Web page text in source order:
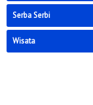
Serba Serbi
Wisata